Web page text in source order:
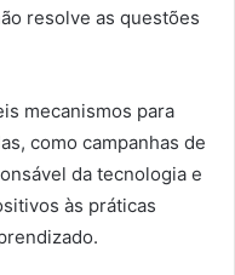
resolve as questões
mecanismos para
como campanhas de
da tecnologia e
às práticas